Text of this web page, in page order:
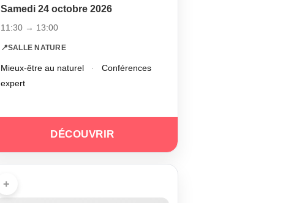
Samedi 24 octobre 2026
11:30 → 13:00
📍SALLE NATURE
Mieux-être au naturel ·
Conférences
expert
DÉCOUVRIR
+